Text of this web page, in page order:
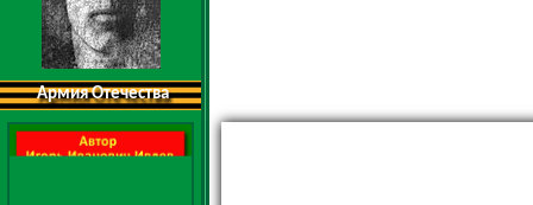
Армия Отечества